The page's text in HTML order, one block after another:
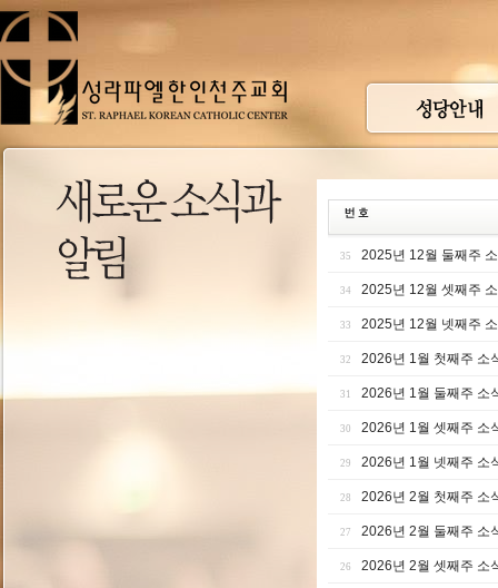
35 2025년 12월 둘째주
34 2025년 12월 셋째주
33 2025년 12월 넷째주
32 2026년 1월 첫째주 소
31 2026년 1월 둘째주 소
30 2026년 1월 셋째주 소
29 2026년 1월 넷째주 소
28 2026년 2월 첫째주 소
27 2026년 2월 둘째주 소
26 2026년 2월 셋째주 소